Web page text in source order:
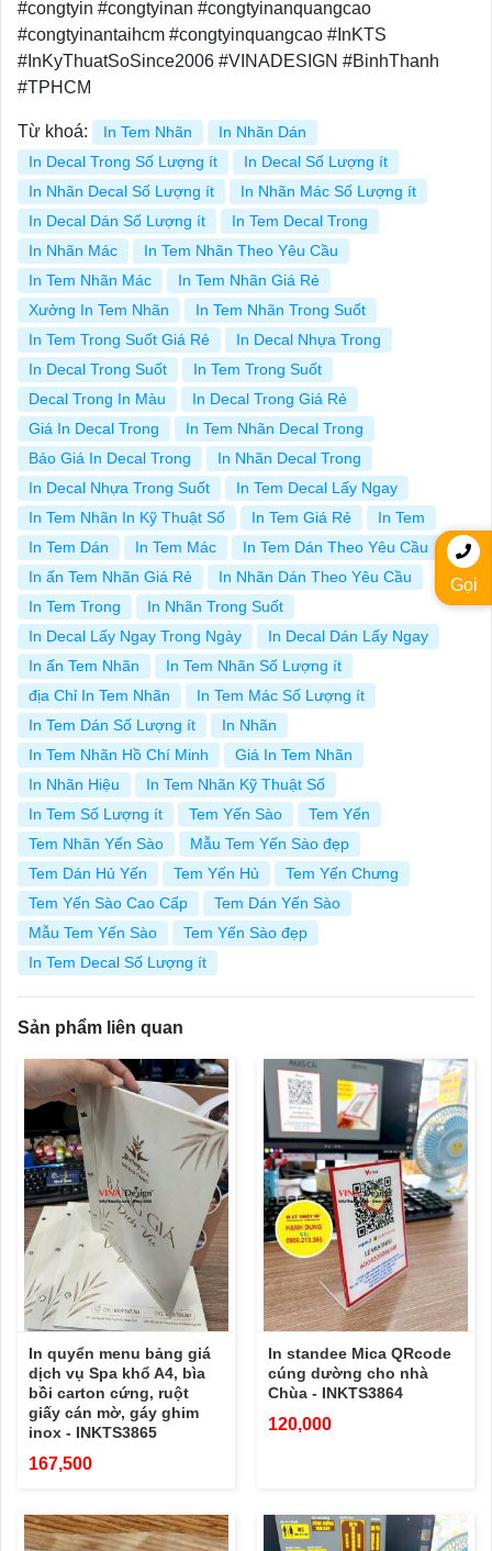
#congtyin #congtyinan #congtyinanquangcao
#congtyinantaihcm #congtyinquangcao #InKTS
#InKyThuatSoSince2006 #VINADESIGN #BinhThanh
#TPHCM
Từ khoá: In Tem Nhãn
In Nhãn Dán
In Decal Trong Số Lượng ít
In Decal Số Lượng ít
In Nhãn Decal Số Lượng ít
In Nhãn Mác Số Lượng ít
In Decal Dán Số Lượng ít
In Tem Decal Trong
In Nhãn Mác
In Tem Nhãn Theo Yêu Cầu
In Tem Nhãn Mác
In Tem Nhãn Giá Rẻ
Xưởng In Tem Nhãn
In Tem Nhãn Trong Suốt
In Tem Trong Suốt Giá Rẻ
In Decal Nhựa Trong
In Decal Trong Suốt
In Tem Trong Suốt
Decal Trong In Màu
In Decal Trong Giá Rẻ
Giá In Decal Trong
In Tem Nhãn Decal Trong
Báo Giá In Decal Trong
In Nhãn Decal Trong
In Decal Nhựa Trong Suốt
In Tem Decal Lấy Ngay
In Tem Nhãn In Kỹ Thuật Số
In Tem Giá Rẻ
In Tem
In Tem Dán
In Tem Mác
In Tem Dán Theo Yêu Cầu
In ấn Tem Nhãn Giá Rẻ
In Nhãn Dán Theo Yêu Cầu
In Tem Trong
In Nhãn Trong Suốt
In Decal Lấy Ngay Trong Ngày
In Decal Dán Lấy Ngay
In ấn Tem Nhãn
In Tem Nhãn Số Lượng ít
địa Chỉ In Tem Nhãn
In Tem Mác Số Lượng ít
In Tem Dán Số Lượng ít
In Nhãn
In Tem Nhãn Hồ Chí Minh
Giá In Tem Nhãn
In Nhãn Hiệu
In Tem Nhãn Kỹ Thuật Số
In Tem Số Lượng ít
Tem Yến Sào
Tem Yến
Tem Nhãn Yến Sào
Mẫu Tem Yến Sào đẹp
Tem Dán Hủ Yến
Tem Yến Hủ
Tem Yến Chưng
Tem Yến Sào Cao Cấp
Tem Dán Yến Sào
Mẫu Tem Yến Sào
Tem Yến Sào đẹp
In Tem Decal Số Lượng ít
Sản phẩm liên quan
In quyển menu bảng giá
dịch vụ Spa khổ A4, bìa
bồi carton cứng, ruột
giấy cán mờ, gáy ghim
inox - INKTS3865
167,500
In standee Mica QRcode
cúng dường cho nhà
Chùa - INKTS3864
120,000
Gọi